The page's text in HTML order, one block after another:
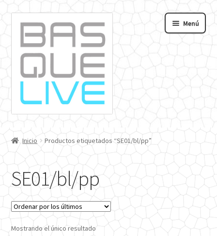
navegación
contenido
Menú
Inicio Productos etiquetados “SE01/bl/pp”
SE01/bl/pp
Mostrando el único resultado